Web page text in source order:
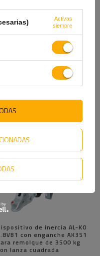
Dispositivo de inercia AL-KO
2.8VB1 con enganche AK351
para remolque de 3500kg con
€
de inercia AL-KO
con enganche AK351
remolque de 3500 kg
lanza cuadrada
Activas
siempre